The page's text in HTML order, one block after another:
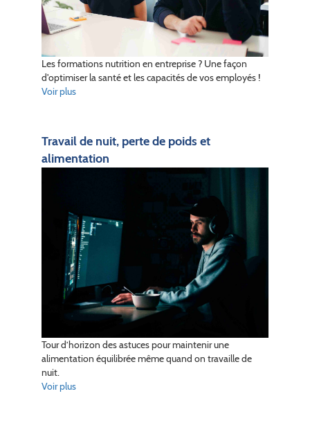
Les formations nutrition en entreprise ? Une façon
d'optimiser la santé et les capacités de vos employés !
Voir plus
Travail de nuit, perte de poids et
alimentation
Tour d’horizon des astuces pour maintenir une
alimentation équilibrée même quand on travaille de
nuit.
Voir plus